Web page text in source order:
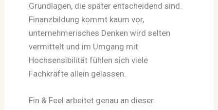
Grundlagen, die später entscheidend sind.
Finanzbildung kommt kaum vor,
unternehmerisches Denken wird selten
vermittelt und im Umgang mit
Hochsensibilität fühlen sich viele
Fachkräfte allein gelassen.
Fin & Feel arbeitet genau an dieser